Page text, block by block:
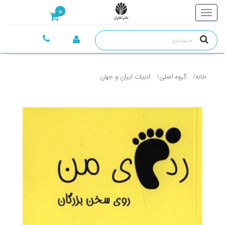
0
خانه گروه اصلی ادبيات ايران و جهان